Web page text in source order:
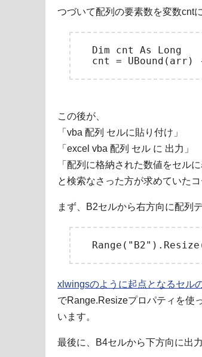
つづいて配列の要素数を変数cnt
Dim cnt As Long
この後が、
「vba 配列 セルに貼り付け」
「excel vba 配列 セル に 出力」
「配列に格納された数値をセルに
と検索なさった方が求めていたコ
まず、B2セルから右方向に配列
xlwingsのように起点となるセル
でRange.Resizeプロパティを使
います。
最後に、B4セルから下方向に出